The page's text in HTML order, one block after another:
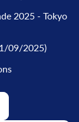
2025 - Tokyo
09/2025)